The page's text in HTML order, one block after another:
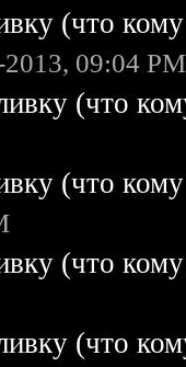
(что
09:04 PM
(что
(что
(что
(что